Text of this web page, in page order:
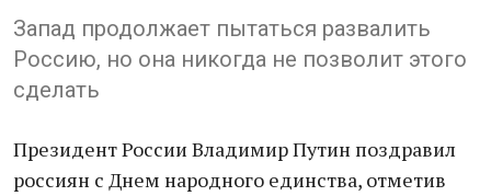
Запад продолжает пытаться развалить
Россию, но она никогда не позволит этого
сделать
Президент России Владимир Путин поздравил
россиян с Днем народного единства, отметив